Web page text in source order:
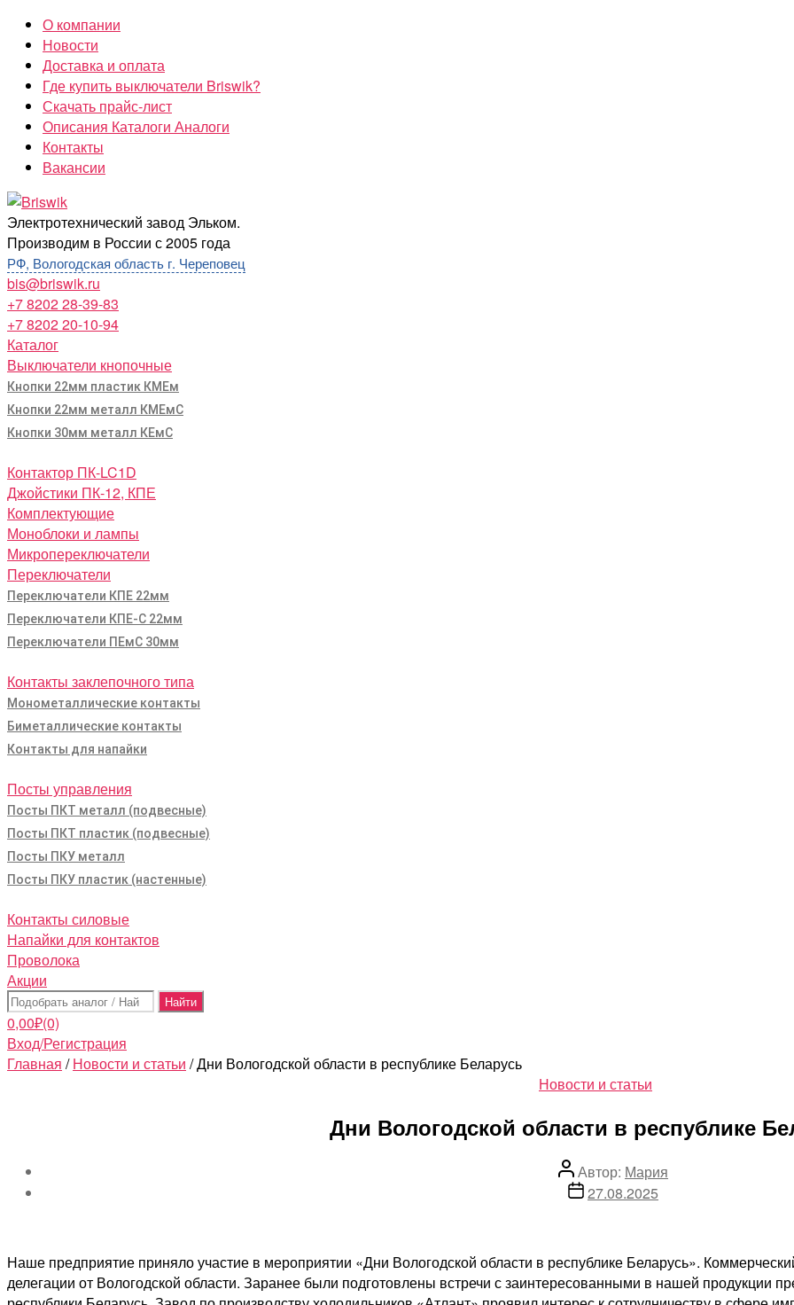
Перейти
содержимому
О компании
Новости
Доставка и оплата
Где купить выключатели Briswik?
Скачать прайс-лист
Описания Каталоги Аналоги
Контакты
Вакансии
Briswik
Электротехнический завод Эльком.
Производим в России с 2005 года
РФ, Вологодская область г. Череповец
bis@briswik.ru
+7 8202 28-39-83
+7 8202 20-10-94
Каталог
Выключатели кнопочные
Кнопки 22мм пластик КМЕм
Кнопки 22мм металл КМЕмС
Кнопки 30мм металл КЕмС
Контактор ПК-LC1D
Джойстики ПК-12, КПЕ
Комплектующие
Моноблоки и лампы
Микропереключатели
Переключатели
Переключатели КПЕ 22мм
Переключатели КПЕ-С 22мм
Переключатели ПЕмС 30мм
Контакты заклепочного типа
Монометаллические контакты
Биметаллические контакты
Контакты для напайки
Посты управления
Посты ПКТ металл (подвесные)
Посты ПКТ пластик (подвесные)
Посты ПКУ металл
Посты ПКУ пластик (настенные)
Контакты силовые
Напайки для контактов
Проволока
Акции
Поиск:
0,00₽(0)
Вход/Регистрация
Главная /Новости и статьи / Дни Вологодской области в республике Беларусь
Рубрики
Новости и статьи
Дни Вологодской области в республике
Автор
записи
Автор: Мария
Дата27.08.2025
Наше предприятие приняло участие в мероприятии «Дни Вологодской области в республике Беларусь».
делегации от Вологодской области. Заранее были подготовлены встречи с заинтересованными в нашей продукции